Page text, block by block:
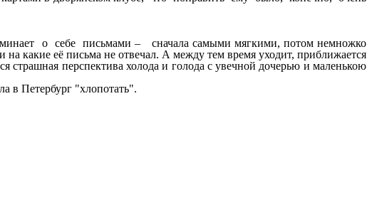
о себе письмами – сначала самыми мягкими, потом немножко
какие её письма не отвечал. А между тем время уходит, приближается
перспектива холода и голода с увечной дочерью и маленькою
в Петербург "хлопотать".